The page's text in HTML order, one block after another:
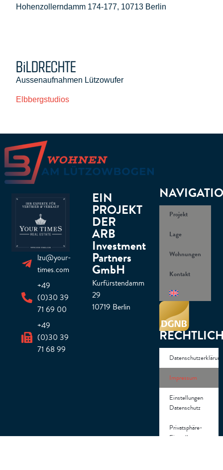
Hohenzollerndamm 174-177, 10713 Berlin
BiLDRECHTE
Aussenaufnahmen Lützowufer
Elbbergstudios
lzu@your-
times.com
+49
(0)30 39
71 69 00
+49
(0)30 39
71 68 99
EIN
PROJEKT
DER
ARB
Investment
Partners
GmbH
Kurfürstendamm
29
10719 Berlin
Projekt
Lage
Wohnungen
Kontakt
Datenschutzerklärung
Impressum
Einstellungen
Datenschutz
Privatsphäre-
Einstellungen